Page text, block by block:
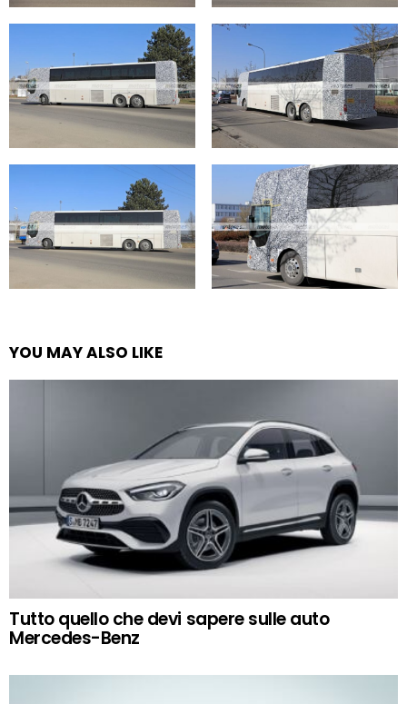
YOU MAY ALSO LIKE
Tutto quello che devi sapere sulle auto
Mercedes-Benz